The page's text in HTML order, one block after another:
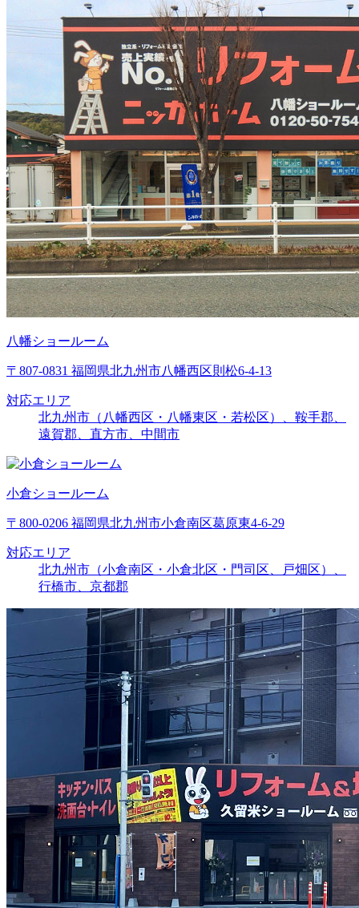
八幡ショールーム
〒807-0831 福岡県北九州市八幡西区則松6-4-13
対応エリア
北九州市（八幡西区・八幡東区・若松区）、鞍手郡、
遠賀郡、直方市、中間市
小倉ショールーム
〒800-0206 福岡県北九州市小倉南区葛原東4-6-29
対応エリア
北九州市（小倉南区・小倉北区・門司区、戸畑区）、
行橋市、京都郡